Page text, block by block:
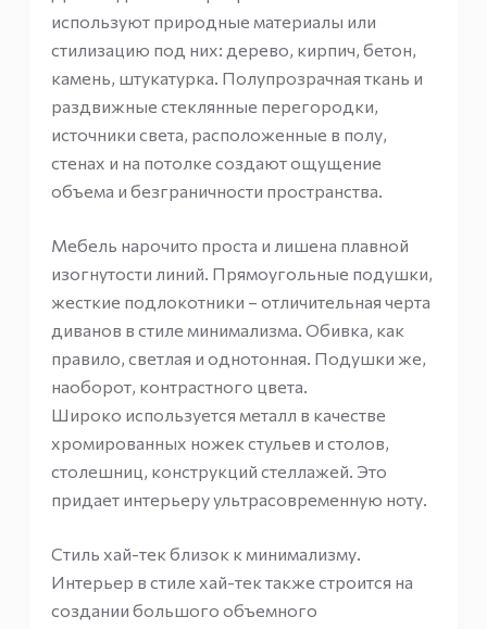
используют природные материалы или
стилизацию под них: дерево, кирпич, бетон,
камень, штукатурка. Полупрозрачная ткань и
раздвижные стеклянные перегородки,
источники света, расположенные в полу,
стенах и на потолке создают ощущение
объема и безграничности пространства.
Мебель нарочито проста и лишена плавной
изогнутости линий. Прямоугольные подушки,
жесткие подлокотники – отличительная черта
диванов в стиле минимализма. Обивка, как
правило, светлая и однотонная. Подушки же,
наоборот, контрастного цвета.
Широко используется металл в качестве
хромированных ножек стульев и столов,
столешниц, конструкций стеллажей. Это
придает интерьеру ультрасовременную ноту.
Стиль хай-тек близок к минимализму.
Интерьер в стиле хай-тек также строится на
создании большого объемного